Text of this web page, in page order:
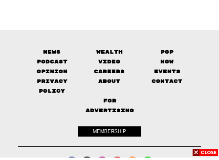
News Wealth
Pop
Podcast
Video
Now
Opinion
Careers
Events
Privacy
Policy
About Contact
FOR
ADVERTISING
MEMBERSHIP